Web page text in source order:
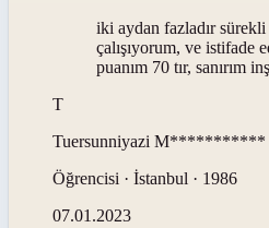
iki aydan fazladır
çalışıyorum, ve istifade
puanım 70 tır, sanırım
T
Tuersunniyazi M***********
Öğrencisi · İstanbul · 1986
07.01.2023